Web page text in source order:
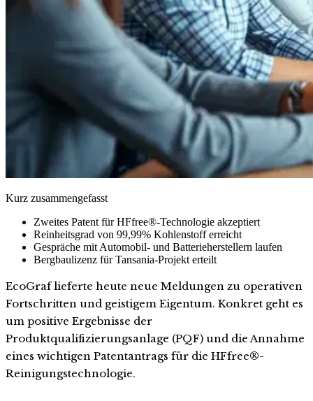
Kurz zusammengefasst
Zweites Patent für HFfree®-Technologie akzeptiert
Reinheitsgrad von 99,99% Kohlenstoff erreicht
Gespräche mit Automobil- und Batterieherstellern laufen
Bergbaulizenz für Tansania-Projekt erteilt
EcoGraf lieferte heute neue Meldungen zu operativen
Fortschritten und geistigem Eigentum. Konkret geht es
um positive Ergebnisse der
Produktqualifizierungsanlage (PQF) und die Annahme
eines wichtigen Patentantrags für die HFfree®-
Reinigungstechnologie.